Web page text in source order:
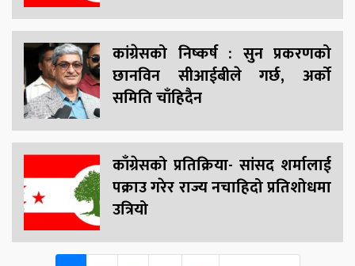
कांग्रेसको निष्कर्ष : सुन प्रकरणको
छानविन सीआईबीले गर्छ, अर्को
समिति चाँहिदैन
काँग्रेसको प्रतिक्रिया- सांसद शर्मालाई
पक्राउ गरेर राज्य नचाहिदो प्रतिशोधमा
उत्रियो